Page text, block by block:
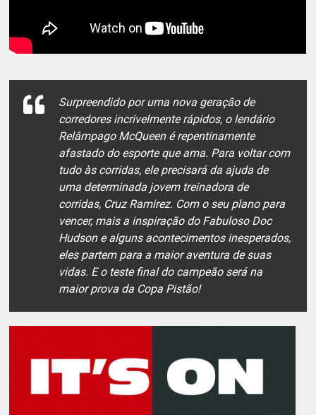
Surpreendido por uma nova geração de
corredores incrivelmente rápidos, o lendário
Relâmpago McQueen é repentinamente
afastado do esporte que ama. Para voltar com
tudo às corridas, ele precisará da ajuda de
uma determinada jovem treinadora de
corridas, Cruz Ramirez. Com o seu plano para
vencer, mais a inspiração do Fabuloso Doc
Hudson e alguns acontecimentos inesperados,
eles partem para a maior aventura de suas
vidas. E o teste final do campeão será na
maior prova da Copa Pistão!